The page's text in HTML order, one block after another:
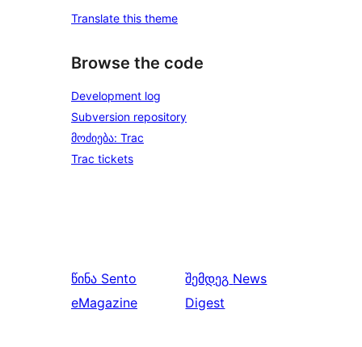
Translate this theme
Browse the code
Development log
Subversion repository
მოძიება: Trac
Trac tickets
წინა Sento
eMagazine
შემდეგ News
Digest